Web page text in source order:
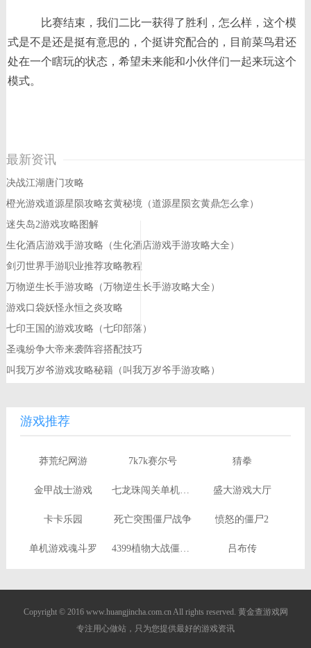
比赛结束，我们二比一获得了胜利，怎么样，这个模
式是不是还是挺有意思的，个挺讲究配合的，目前菜鸟君还
处在一个瞎玩的状态，希望未来能和小伙伴们一起来玩这个
模式。
最新资讯
决战江湖唐门攻略
橙光游戏道源星陨攻略玄黄秘境（道源星陨玄黄鼎怎么拿）
迷失岛2游戏攻略图解
生化酒店游戏手游攻略（生化酒店游戏手游攻略大全）
剑刃世界手游职业推荐攻略教程
万物逆生长手游攻略（万物逆生长手游攻略大全）
游戏口袋妖怪永恒之炎攻略
七印王国的游戏攻略（七印部落）
圣魂纷争大帝来袭阵容搭配技巧
叫我万岁爷游戏攻略秘籍（叫我万岁爷手游攻略）
游戏推荐
莽荒纪网游 7k7k赛尔号 猜拳
金甲战士游戏 七龙珠闯关单机游戏 盛大游戏大厅
卡卡乐园 死亡突围僵尸战争 愤怒的僵尸2
单机游戏魂斗罗 4399植物大战僵尸ol 吕布传
Copyright © 2016 www.huangjincha.com.cn All rights reserved. 黄金查游戏网
专注用心做站，只为您提供最好的游戏资讯